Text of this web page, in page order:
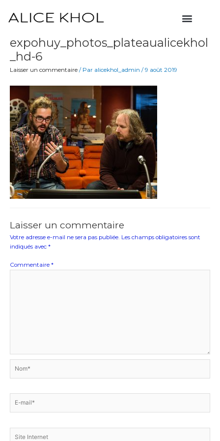
contenu
Menu
expohuy_photos_plateaualicekhol
_hd-6
Laisser un commentaire / Par alicekhol_admin /9 août 2019
Laisser un commentaire
Votre adresse e-mail ne sera pas publiée. Les champs obligatoires sont
indiqués avec *
Commentaire *
mail*